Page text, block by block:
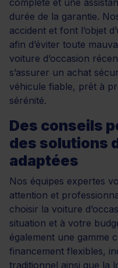
durée de la garantie.
accident et font l’objet
afin d’éviter toute
voiture d’occasion
s’assurer un achat
véhicule fiable, prêt à
sérénité.
Des conseils
des solutions
adaptées
Nos équipes expertes
attention et
choisir la voiture
situation et à votre
également une gamme
financement flexibles,
traditionnel ainsi que la